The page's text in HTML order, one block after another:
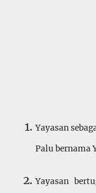
Yayasan
Palu bernama
Yayasan